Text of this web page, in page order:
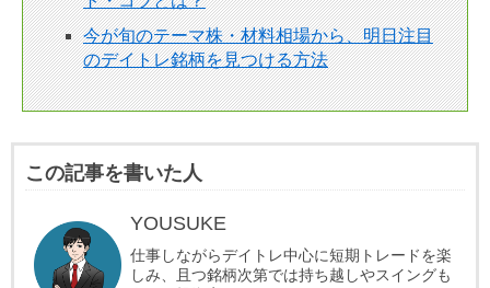
今が旬のテーマ株・材料相場から、明日注目
のデイトレ銘柄を見つける方法
この記事を書いた人
YOUSUKE
仕事しながらデイトレ中心に短期トレードを楽
しみ、且つ銘柄次第では持ち越しやスイングも